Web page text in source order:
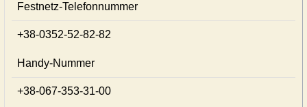
Festnetz-Telefonnummer
+38-0352-52-82-82
Handy-Nummer
+38-067-353-31-00